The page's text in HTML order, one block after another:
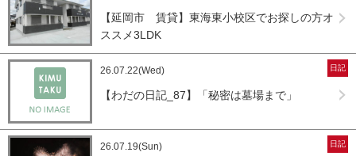
【延岡市 賃貸】東海東小校区でお探しの方オ
ススメ3LDK
26.07.22(Wed) 日記
【わだの日記_87】「秘密は墓場まで」
26.07.19(Sun) 日記